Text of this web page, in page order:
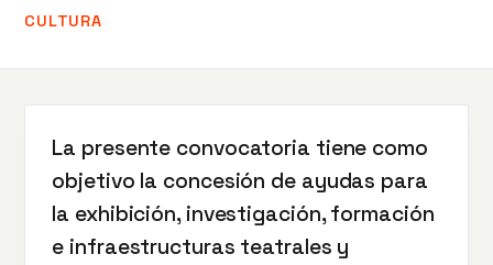
CULTURA
La presente convocatoria tiene como
objetivo la concesión de ayudas para
la exhibición, investigación, formación
e infraestructuras teatrales y